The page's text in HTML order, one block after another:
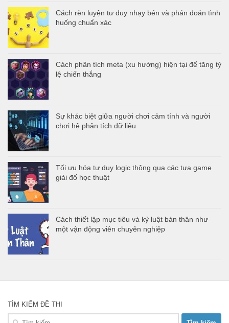
Cách rèn luyện tư duy nhạy bén và phán đoán tình
huống chuẩn xác
Cách phân tích meta (xu hướng) hiện tại để tăng tỷ
lệ chiến thắng
Sự khác biệt giữa người chơi cảm tính và người
chơi hệ phân tích dữ liệu
Tối ưu hóa tư duy logic thông qua các tựa game
giải đố học thuật
Cách thiết lập mục tiêu và kỷ luật bản thân như
một vận động viên chuyên nghiệp
TÌM KIẾM ĐỀ THI
Tìm